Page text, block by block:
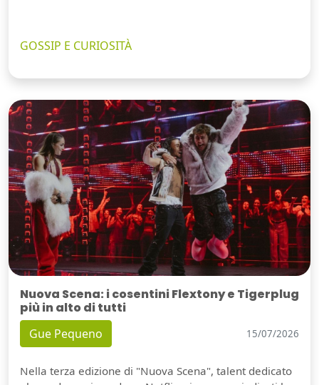
GOSSIP E CURIOSITÀ
Nuova Scena: i cosentini Flextony e Tigerplug
più in alto di tutti
Gue Pequeno 15/07/2026
Nella terza edizione di "Nuova Scena", talent dedicato